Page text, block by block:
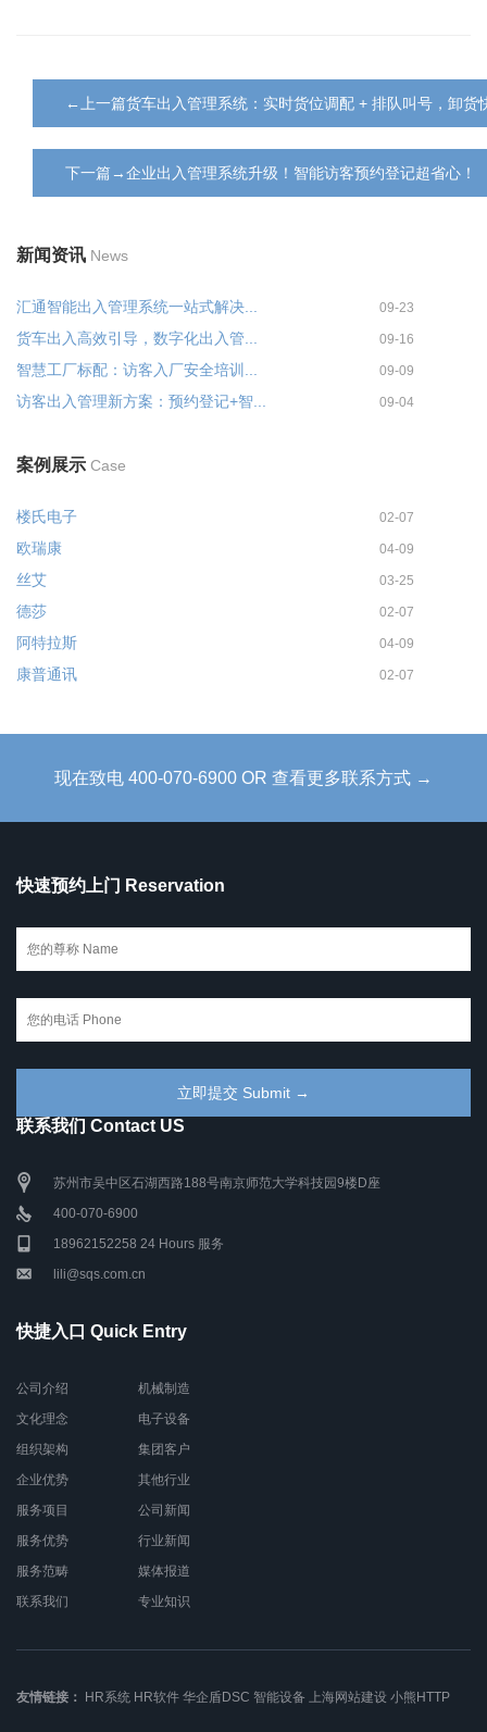
←上一篇货车出入管理系统：实时货位调配 + 排队叫号，卸货
下一篇→企业出入管理系统升级！智能访客预约登记超省心！
新闻资讯 News
汇通智能出入管理系统一站式解决... 09-23
货车出入高效引导，数字化出入管... 09-16
智慧工厂标配：访客入厂安全培训... 09-09
访客出入管理新方案：预约登记+智... 09-04
案例展示 Case
楼氏电子 02-07
欧瑞康 04-09
丝艾 03-25
德莎 02-07
阿特拉斯 04-09
康普通讯 02-07
现在致电 400-070-6900 OR 查看更多联系方式 →
快速预约上门 Reservation
联系我们 Contact US
苏州市吴中区石湖西路188号南京师范大学科技园9楼D座
400-070-6900
18962152258 24 Hours 服务
lili@sqs.com.cn
快捷入口 Quick Entry
公司介绍
文化理念
组织架构
企业优势
服务项目
服务优势
服务范畴
联系我们
机械制造
电子设备
集团客户
其他行业
公司新闻
行业新闻
媒体报道
专业知识
友情链接： HR系统 HR软件 华企盾DSC 智能设备 上海网站建设 小熊HTTP